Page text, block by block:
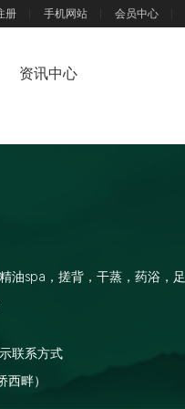
册 手机网站 会员中心
资讯中心
油spa，搓背，干蒸，药浴，足
联系方式
畔）